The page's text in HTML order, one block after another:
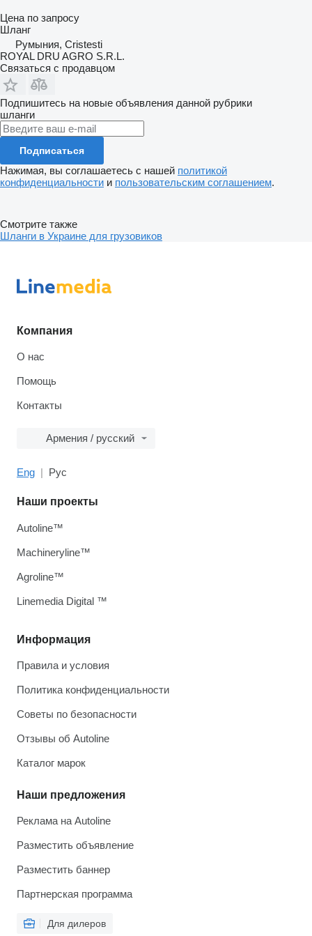
Цена по запросу
Шланг
Румыния, Cristesti
ROYAL DRU AGRO S.R.L.
Связаться с продавцом
Подпишитесь на новые объявления данной рубрики
шланги
Подписаться
Нажимая, вы соглашаетесь с нашей политикой
конфиденциальности и пользовательским соглашением.
Смотрите также
Шланги в Украине для грузовиков
Компания
О нас
Помощь
Контакты
Армения / русский
Eng Рус
Информация
Правила и условия
Политика конфиденциальности
Советы по безопасности
Отзывы об Autoline
Каталог марок
Наши предложения
Реклама на Autoline
Разместить объявление
Разместить баннер
Партнерская программа
Для дилеров
Наши проекты
Autoline™
Machineryline™
Agroline™
Linemedia Digital ™